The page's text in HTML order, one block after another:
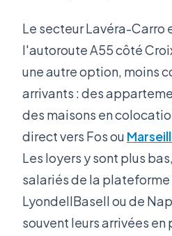
Le secteur Lavéra-Carro
l'autoroute A55 côté
une autre option, moins
arrivants : des
des maisons en
direct vers Fos ou
Les loyers y sont plus
salariés de la
LyondellBasell ou de
souvent leurs arrivées en